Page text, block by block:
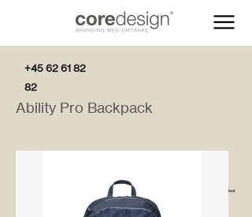
+45 62 61 82
82
Ability Pro Backpack